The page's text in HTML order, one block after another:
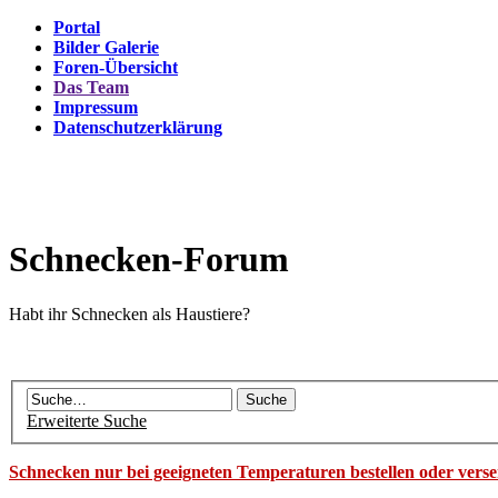
Portal
Bilder Galerie
Foren-Übersicht
Das Team
Impressum
Datenschutzerklärung
Schnecken-Forum
Habt ihr Schnecken als Haustiere?
Erweiterte Suche
Schnecken nur bei geeigneten Temperaturen bestellen oder